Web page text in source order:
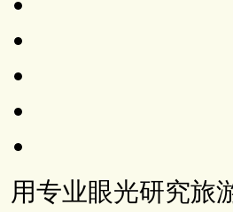
用专业眼光研究旅